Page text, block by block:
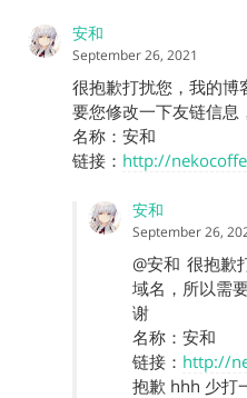
安和
September 26, 2021
很抱歉打扰您，我的博
要您修改一下友链信息
名称：安和
链接： http://
安和
September 26,
@安和 很抱歉
域名，所以需
谢
名称：安和
链接： http://
抱歉 hhh 少打